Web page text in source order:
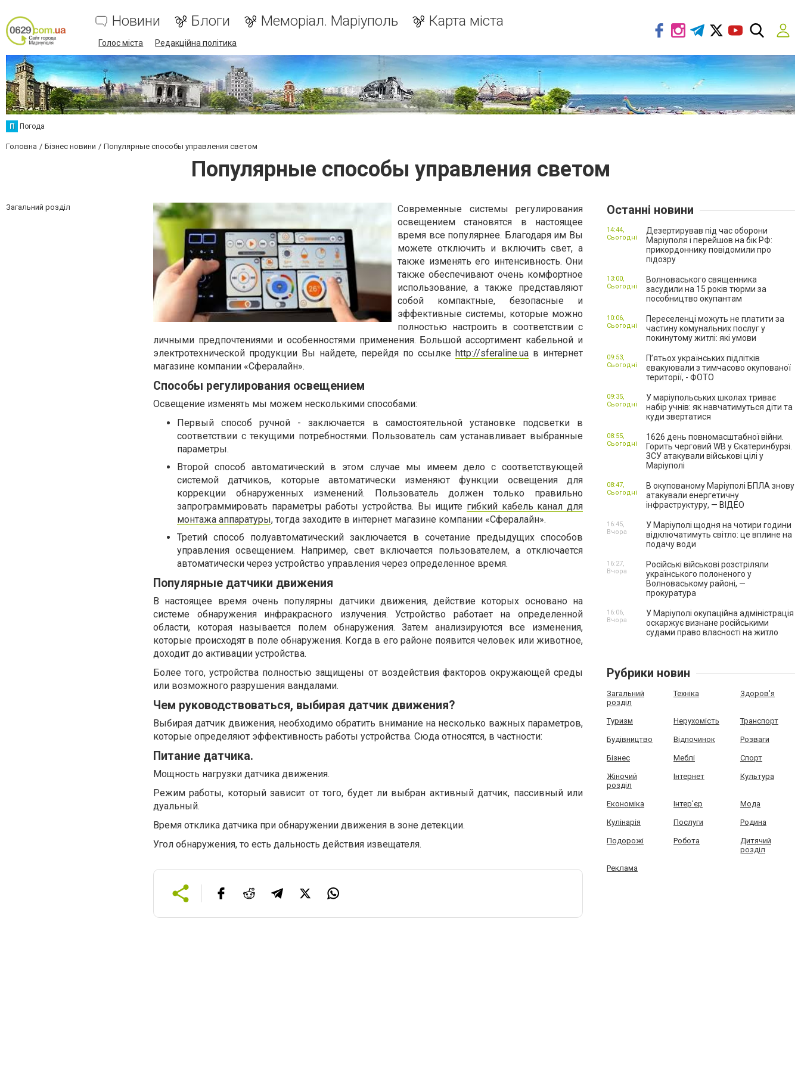
Новини Блоги Меморіал. Маріуполь Карта міста
Голос міста Редакційна політика
П Погода
Головна Бізнес новини Популярные способы управления светом
Популярные способы управления светом
Загальний розділ
Современные системы регулирования
освещением становятся в настоящее
время все популярнее. Благодаря им Вы
можете отключить и включить свет, а
также изменять его интенсивность. Они
также обеспечивают очень комфортное
использование, а также представляют
собой компактные, безопасные и
эффективные системы, которые можно
полностью настроить в соответствии с
личными предпочтениями и особенностями применения. Большой ассортимент кабельной и
электротехнической продукции Вы найдете, перейдя по ссылке http://sferaline.ua в интернет
магазине компании «Сфералайн».
Способы регулирования освещением
Освещение изменять мы можем несколькими способами:
Первый способ ручной - заключается в самостоятельной установке подсветки в
соответствии с текущими потребностями. Пользователь сам устанавливает выбранные
параметры.
Второй способ автоматический в этом случае мы имеем дело с соответствующей
системой датчиков, которые автоматически изменяют функции освещения для
коррекции обнаруженных изменений. Пользователь должен только правильно
запрограммировать параметры работы устройства. Вы ищите гибкий кабель канал для
монтажа аппаратуры, тогда заходите в интернет магазине компании «Сфералайн».
Третий способ полуавтоматический заключается в сочетание предыдущих способов
управления освещением. Например, свет включается пользователем, а отключается
автоматически через устройство управления через определенное время.
Популярные датчики движения
В настоящее время очень популярны датчики движения, действие которых основано на
системе обнаружения инфракрасного излучения. Устройство работает на определенной
области, которая называется полем обнаружения. Затем анализируются все изменения,
которые происходят в поле обнаружения. Когда в его районе появится человек или животное,
доходит до активации устройства.
Более того, устройства полностью защищены от воздействия факторов окружающей среды
или возможного разрушения вандалами.
Чем руководствоваться, выбирая датчик движения?
Выбирая датчик движения, необходимо обратить внимание на несколько важных параметров,
которые определяют эффективность работы устройства. Сюда относятся, в частности:
Питание датчика.
Мощность нагрузки датчика движения.
Режим работы, который зависит от того, будет ли выбран активный датчик, пассивный или
дуальный.
Время отклика датчика при обнаружении движения в зоне детекции.
Угол обнаружения, то есть дальность действия извещателя.
Останні новини
Дезертирував під час оборони
Маріуполя і перейшов на бік РФ:
прикордоннику повідомили про
підозру
14:44,
Сьогодні
Волноваського священника
засудили на 15 років тюрми за
пособництво окупантам
13:00,
Сьогодні
Переселенці можуть не платити за
частину комунальних послуг у
покинутому житлі: які умови
10:06,
Сьогодні
П’ятьох українських підлітків
евакуювали з тимчасово окупованої
території, - ФОТО
09:53,
Сьогодні
У маріупольських школах триває
набір учнів: як навчатимуться діти та
куди звертатися
09:35,
Сьогодні
1626 день повномасштабної війни.
Горить черговий WB у Єкатеринбурзі.
ЗСУ атакували військові цілі у
Маріуполі
08:55,
Сьогодні
В окупованому Маріуполі БПЛА знову
атакували енергетичну
інфраструктуру, — ВІДЕО
08:47,
Сьогодні
У Маріуполі щодня на чотири години
відключатимуть світло: це вплине на
подачу води
16:45,
Вчора
Російські військові розстріляли
українського полоненого у
Волноваському районі, —
прокуратура
16:27,
Вчора
У Маріуполі окупаційна адміністрація
оскаржує визнане російськими
судами право власності на житло
16:06,
Вчора
Рубрики новин
Загальний
розділ
Техніка Здоров'я
Туризм Нерухомість Транспорт
Будівництво Відпочинок Розваги
Бізнес Меблі Спорт
Жіночий
розділ
Інтернет Культура
Економіка Інтер'єр Мода
Кулінарія Послуги Родина
Подорожі Робота
Дитячий
розділ
Реклама